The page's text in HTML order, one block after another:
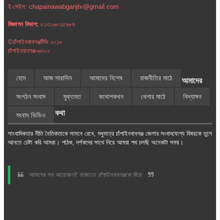
ই-মেইল: chapainawabganjtv@gmail.com
বিজ্ঞাপন বিভাগ: ০১৩১৬০২৫৯৮৪
©চাঁপাইনবাবগঞ্জটিভি ২০১৮
চাঁপাইনবাবগঞ্জ-৬৩০০
হোম আজ সারাদিন আমাদের বিশেষ রাজনীতির মাঠে
সংগঠন সংবাদ মুক্তমত কথোপকথন খেলার মাঠে বিদ্যাঙ্গন
সংবাদ ভিডিও
আমাদের
কথা
সাংবাদিকতার নীতি নৈতিকতাকে সামনে রেখে, শুধুমাত্র চাঁপাইনবাবগঞ্জ জেলার সংবাদযোগ্য বিষয়কে তুলে
আনতে চেষ্টা করি আমরা। পাঠক, দর্শকদের সাথে নিয়ে আমরা পথ চলছি অনেকটা সময়।
আমাদের সব আয়োজনই সাজানো চাঁপাইনবাবগঞ্জকে ঘিরে